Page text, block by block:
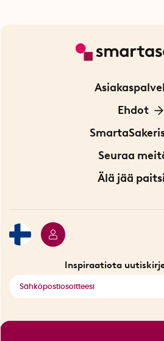
Ota yhteyttä
Ehdot
Tietoa
Meistä
Myymälä
Seuraa
Älä jää
Inspiraatiota